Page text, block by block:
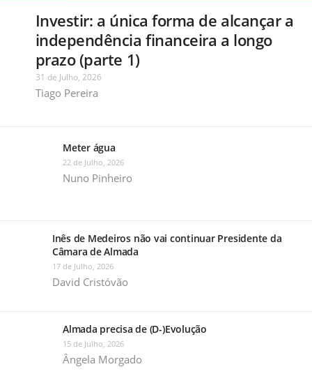
Investir: a única forma de alcançar a
independência financeira a longo
prazo (parte 1)
31 de Julho, 2026
Tiago Pereira
Meter água
22 de Julho, 2026
Nuno Pinheiro
Inês de Medeiros não vai continuar Presidente da
Câmara de Almada
17 de Julho, 2026
David Cristóvão
Almada precisa de (D-)Evolução
15 de Julho, 2026
Ângela Morgado